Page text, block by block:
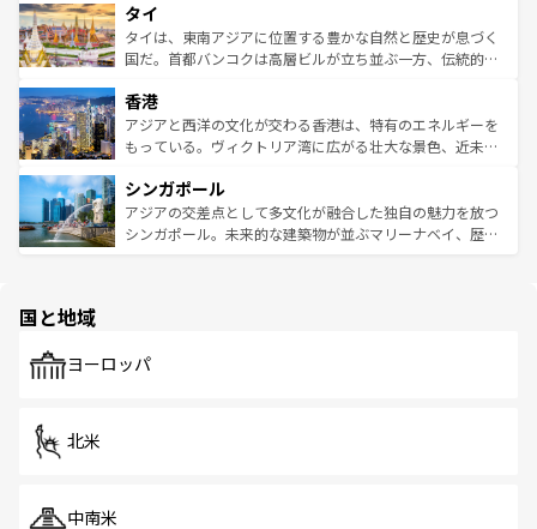
リティに包まれながら、韓国の多彩な魅力を心ゆくまで味
わってみてほしい。 なお、新着の韓国情報はコンテンツ一
覧を参照してほしい。
急速な発展と共に伝統が息づく。ハノイの古い町並みやホ
ーチミン市のフランス統治時代の建物も、独特の雰囲気を
醸し出している。また、バラエティの豊かさとおいしさで
とつ。フォーやバインミー、ベトナムコーヒーなどは、ぜ
ひ現地で味わいたい。どの地域を訪れてもあたたかい人々
が旅行者を迎えてくれるので、きっと忘れられない旅にな
参照してほしい。
タイ
タイは、東南アジアに位置する豊かな自然と歴史が息づく
国だ。首都バンコクは高層ビルが立ち並ぶ一方、伝統的な
の活気が交差している。北部ではチェンマイなどの山岳地
帯で自然と触れ合い、南部ではプーケットやクラビの美し
いビーチでリゾート気分を楽しむことができる。タイ料理
激する。気候は一年中温暖で、どの季節にも異なる楽しみ
が待っている。親しみやすいタイの人々、仏教を中心とし
た文化、そして多様な観光資源が、訪れる旅人を魅了し続
香港
アジアと西洋の文化が交わる香港は、特有のエネルギーを
もっている。ヴィクトリア湾に広がる壮大な景色、近未来
み、どこを訪れても感動するはず。観光スポットが密集し
ており、効率よく見どころを回れるのも魅力。息をのむよ
うな絶景から文化的な体験まで、香港を存分に楽しみ尽く
シンガポール
アジアの交差点として多文化が融合した独自の魅力を放つ
シンガポール。未来的な建築物が並ぶマリーナベイ、歴史
で、ホーカーズは地元の風情を楽しめる外せないスポット
国と地域
ヨーロッパ
北米
中南米